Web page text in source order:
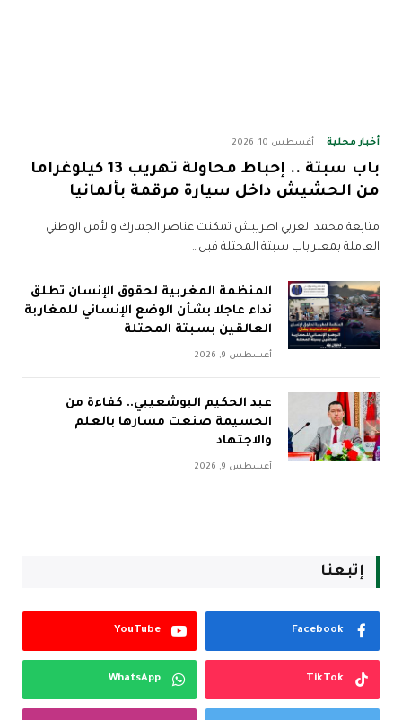
أخبار محلية أغسطس 10, 2026
باب سبتة .. إحباط محاولة تهريب 13 كيلوغراما
من الحشيش داخل سيارة مرقمة بألمانيا
متابعة محمد العربي اطريبش تمكنت عناصر الجمارك والأمن الوطني
العاملة بمعبر باب سبتة المحتلة قبل…
المنظمة المغربية لحقوق الإنسان تطلق
نداء عاجلا بشأن الوضع الإنساني للمغاربة
العالقين بسبتة المحتلة
أغسطس 9, 2026
عبد الحكيم البوشعيبي.. كفاءة من
الحسيمة صنعت مسارها بالعلم
والاجتهاد
أغسطس 9, 2026
إتبعنا
Facebook
YouTube
TikTok
WhatsApp